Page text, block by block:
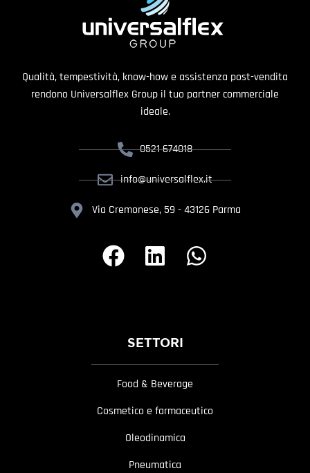
Qualità, tempestività, know-how e assistenza post-vendita
rendono Universalflex Group il tuo partner commerciale
ideale.
0521 674018
info@universalflex.it
Via Cremonese, 59 - 43126 Parma
SETTORI
Food & Beverage
Cosmetico e farmaceutico
Oleodinamica
Pneumatica